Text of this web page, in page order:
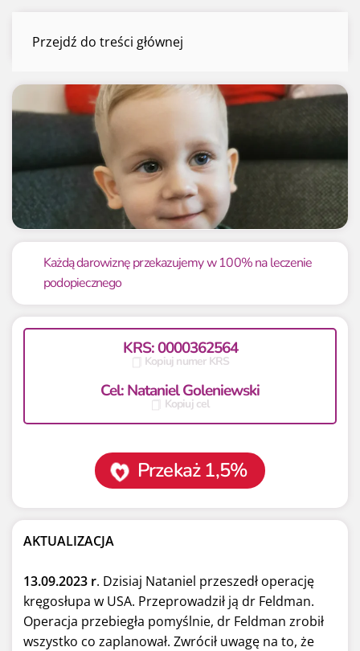
Przejdź do treści głównejNataniel Goleniewski
Mamy już
755 707.73 zł
Potrzebujemy
30 000 zł
2519.03%
Każdą darowiznę przekazujemy w 100% na leczenie
podopiecznego
KRS: 0000362564
Kopiuj numer KRS
Cel: Nataniel Goleniewski
Kopiuj cel
Przekaż 1,5%
AKTUALIZACJA
13.09.2023 r. Dzisiaj Nataniel przeszedł operację
kręgosłupa w USA. Przeprowadził ją dr Feldman.
Operacja przebiegła pomyślnie, dr Feldman zrobił
wszystko co zaplanował. Zwrócił uwagę na to, że